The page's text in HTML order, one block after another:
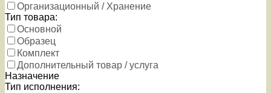
Организационный / Хранение
Тип товара:
Основной
Образец
Комплект
Дополнительный товар / услуга
Назначение
Тип исполнения: